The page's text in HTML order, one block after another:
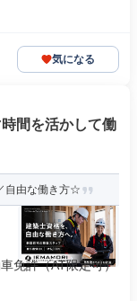
気になる
間を活かして働
自由な働き方☆
免許（AT限定可）